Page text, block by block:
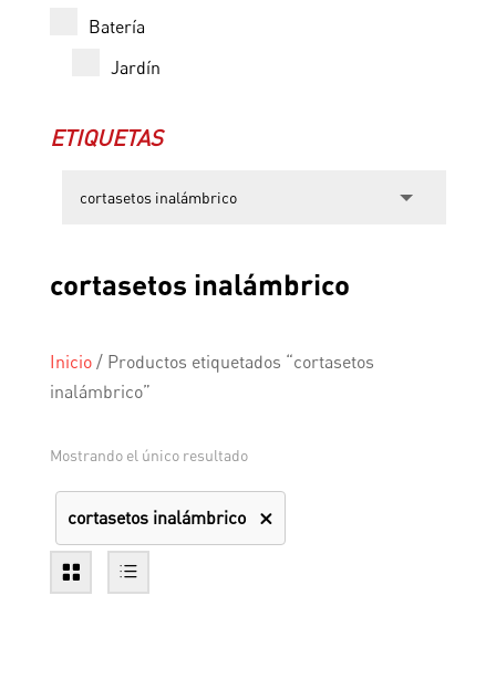
Batería
Jardín
ETIQUETAS
cortasetos inalámbrico
Inicio/ Productos etiquetados “cortasetos
inalámbrico”
Mostrando el único resultado
cortasetos inalámbrico